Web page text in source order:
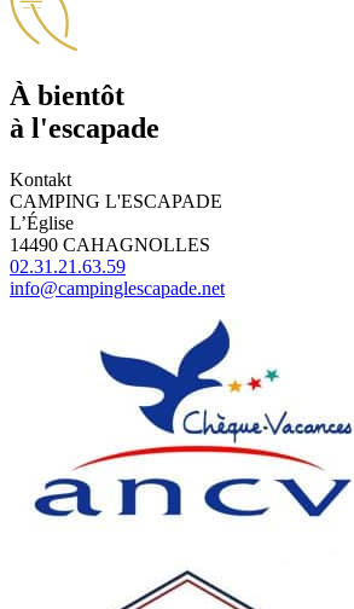
À bientôt
à l'escapade
Kontakt
CAMPING L'ESCAPADE
L’Église
14490 CAHAGNOLLES
02.31.21.63.59
info@campinglescapade.net